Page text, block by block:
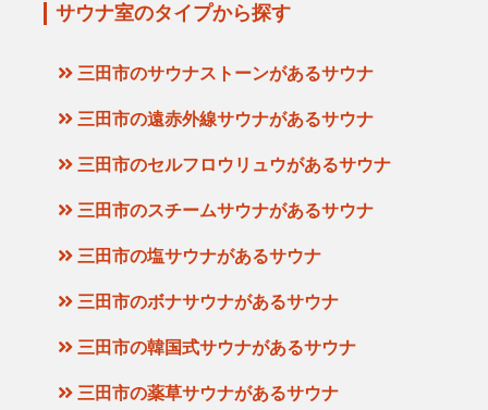
サウナ室のタイプから探す
三田市のサウナストーンがあるサウナ
三田市の遠赤外線サウナがあるサウナ
三田市のセルフロウリュウがあるサウナ
三田市のスチームサウナがあるサウナ
三田市の塩サウナがあるサウナ
三田市のボナサウナがあるサウナ
三田市の韓国式サウナがあるサウナ
三田市の薬草サウナがあるサウナ